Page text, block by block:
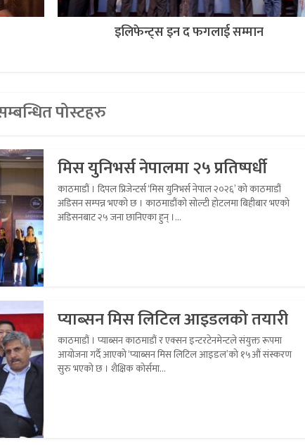
इलिफेन्ट्स इन द फगलाई सम्मान
पोस्टहरु
मिस युनिभर्स नेपालमा २५ प्रतिष्पर्धी
काठमाडौं । दिपल प्रिजेन्टर्स ‘मिस युनिभर्स नेपाल २०२६’ को काठमाडौं
अडिसन सम्पन्न भएको छ । काठमाडौंको सोल्टी होटलमा बिहीबार भएको
अडिसनबाट २५ जना छानिएका हुन् ।...
प्याब्सन मिस लिटिल आइडलको तयारी
काठमाडौं । प्याब्सन काठमाडौं र एक्सन इन्टरटेनमेन्टले संयुक्त रूपमा
आयोजना गर्दै आएको ‘प्याब्सन मिस लिटिल आइडल’को १५औं संस्करण
सुरु भएको छ । शैक्षिक कोर्समा...